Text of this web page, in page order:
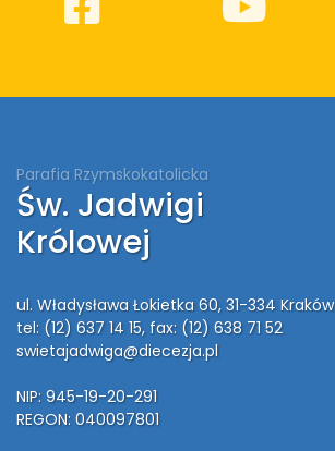
Parafia Rzymskokatolicka
Św. Jadwigi
Królowej
ul. Władysława Łokietka 60, 31-334 Kraków
tel: (12) 637 14 15, fax: (12) 638 71 52
swietajadwiga@diecezja.pl
NIP: 945-19-20-291
REGON: 040097801